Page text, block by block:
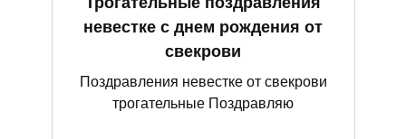
невестке с днем рождения от
свекрови
Поздравления невестке от свекрови
трогательные Поздравляю